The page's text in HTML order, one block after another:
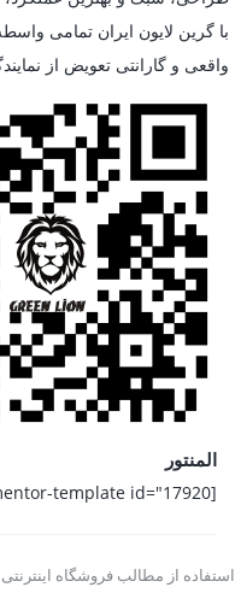
با گرین لایون ایران تمامی
واقعی و گارانتی تعویض از
المنتور
[elementor-template id="17920"]
استفاده از مطالب فروشگاه